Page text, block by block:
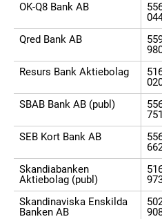
OK-Q8 Bank AB
Qred Bank AB
Resurs Bank Aktiebolag
SBAB Bank AB (publ)
SEB Kort Bank AB
Skandiabanken
Aktiebolag (publ)
Skandinaviska Enskilda
Banken AB